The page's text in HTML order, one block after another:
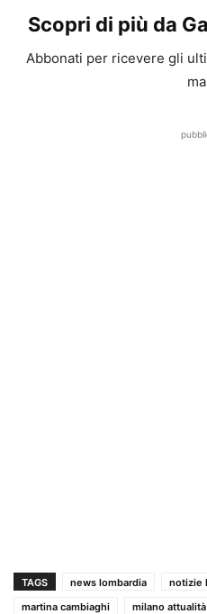
Scopri di più da
Abbonati per ricevere gli
TAGS news lombardia notizie
martina cambiaghi
milano attualità